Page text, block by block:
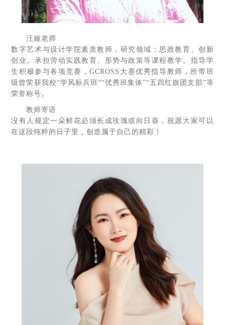
汪娅老师
数字艺术与设计学院素质教师，研究领域：思政教育、创新
创业。承担劳动实践教育、形势与政策等课程教学。指导学
生积极参与各项竞赛，GCROSS大赛优秀指导教师，所带班
级曾荣获我校“学风标兵班”“优秀班集体”“五四红旗团支部”等
荣誉称号。
教师寄语
没有人规定一朵鲜花必须长成玫瑰或向日葵，祝愿大家可以
在这段纯粹的日子里，创造属于自己的精彩！